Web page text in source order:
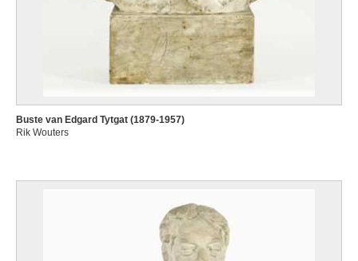
Buste van Edgard Tytgat (1879-1957)
Rik Wouters